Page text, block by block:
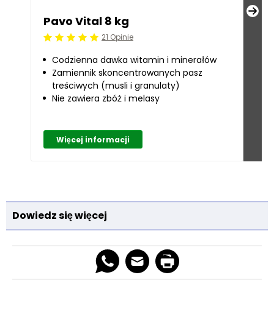
Pavo Vital 8 kg
Beoordeling: 5/521 Opinie
Codzienna dawka witamin i minerałów
Zamiennik skoncentrowanych pasz
treściwych (musli i granulaty)
Nie zawiera zbóż i melasy
Więcej informacji
Dowiedz się więcej